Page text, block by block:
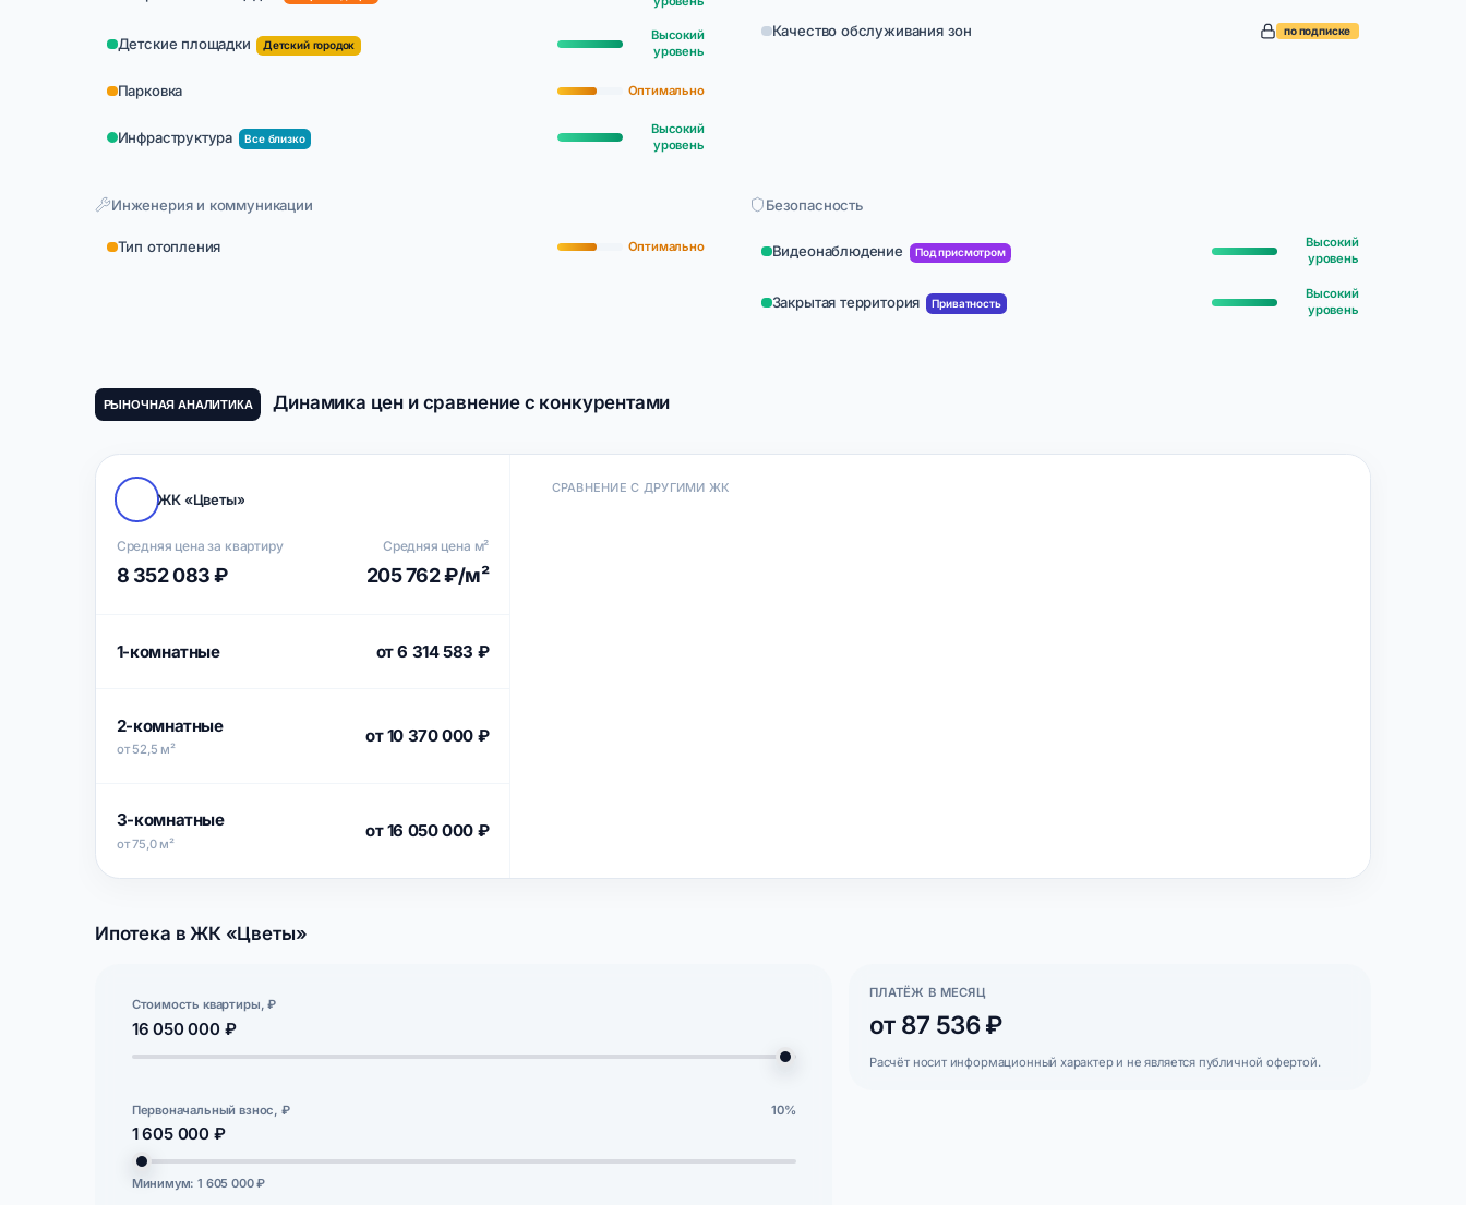
Детские площадки Детский городок
Высокий
уровень
Парковка Оптимально
Инфраструктура Все близко
Высокий
уровень
Качество обслуживания зон по подписке
Инженерия и коммуникации
Тип отопления Оптимально
Безопасность
Видеонаблюдение Под присмотром
Высокий
уровень
Закрытая территория Приватность
Высокий
уровень
РЫНОЧНАЯ АНАЛИТИКА Динамика цен и сравнение с конкурентами
ЖК «Цветы»
Средняя цена за квартиру
8 352 083 ₽
Средняя цена м²
205 762 ₽/м²
1-комнатные от 6 314 583 ₽
2-комнатные
от 52,5 м²
от 10 370 000 ₽
3-комнатные
от 75,0 м²
от 16 050 000 ₽
СРАВНЕНИЕ С ДРУГИМИ ЖК
Ипотека в ЖК «Цветы»
Стоимость квартиры, ₽
16 050 000 ₽
Первоначальный взнос, ₽ 10%
1 605 000 ₽
Минимум: 1 605 000 ₽
ПЛАТЁЖ В МЕСЯЦ
от 87 536 ₽
Расчёт носит информационный характер и не является публичной офертой.